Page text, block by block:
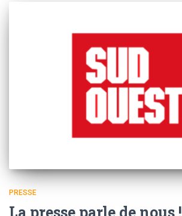
PRESSE
La presse parle de nous !